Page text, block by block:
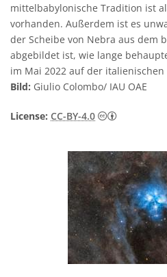
mittelbabylonische Tradition ist
vorhanden. Außerdem ist es
der Scheibe von Nebra aus dem
abgebildet ist, wie lange
im Mai 2022 auf der
Bild: Giulio Colombo/ IAU OAE
License: CC-BY-4.0 Creative